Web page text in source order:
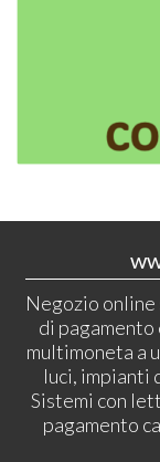
Negozio
di
multimoneta a
luci, impianti
Sistemi con
pagamento